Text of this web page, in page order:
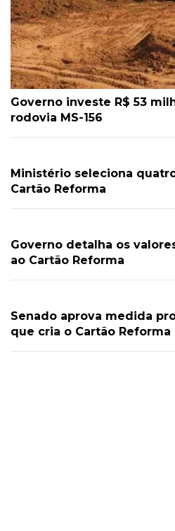
Governo investe R$ 53
rodovia MS-156
Ministério seleciona
Cartão Reforma
Governo detalha os
ao Cartão Reforma
Senado aprova medida
que cria o Cartão Reforma